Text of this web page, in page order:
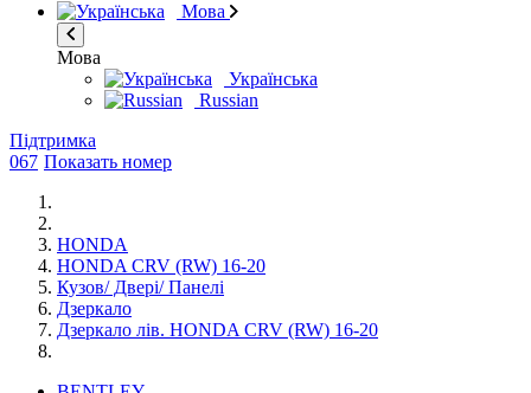
Мова
Мова
Українська
Russian
Підтримка
067 Показать номер
HONDA
HONDA CRV (RW) 16-20
Кузов/ Двері/ Панелі
Дзеркало
Дзеркало лів. HONDA CRV (RW) 16-20